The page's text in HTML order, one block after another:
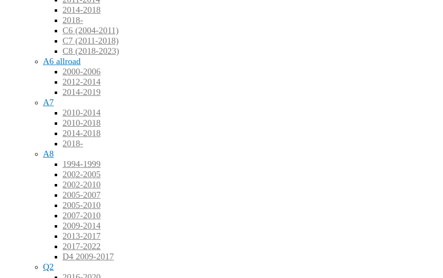
2014-2018
2018-
C6 (2004-2011)
C7 (2011-2018)
C8 (2018-2023)
A6 allroad
2000-2006
2012-2014
2014-2019
A7
2010-2014
2010-2018
2014-2018
2018-
A8
1994-1999
2002-2005
2002-2010
2005-2007
2005-2010
2007-2010
2009-2014
2013-2017
2017-2022
D4 2009-2017
Q2